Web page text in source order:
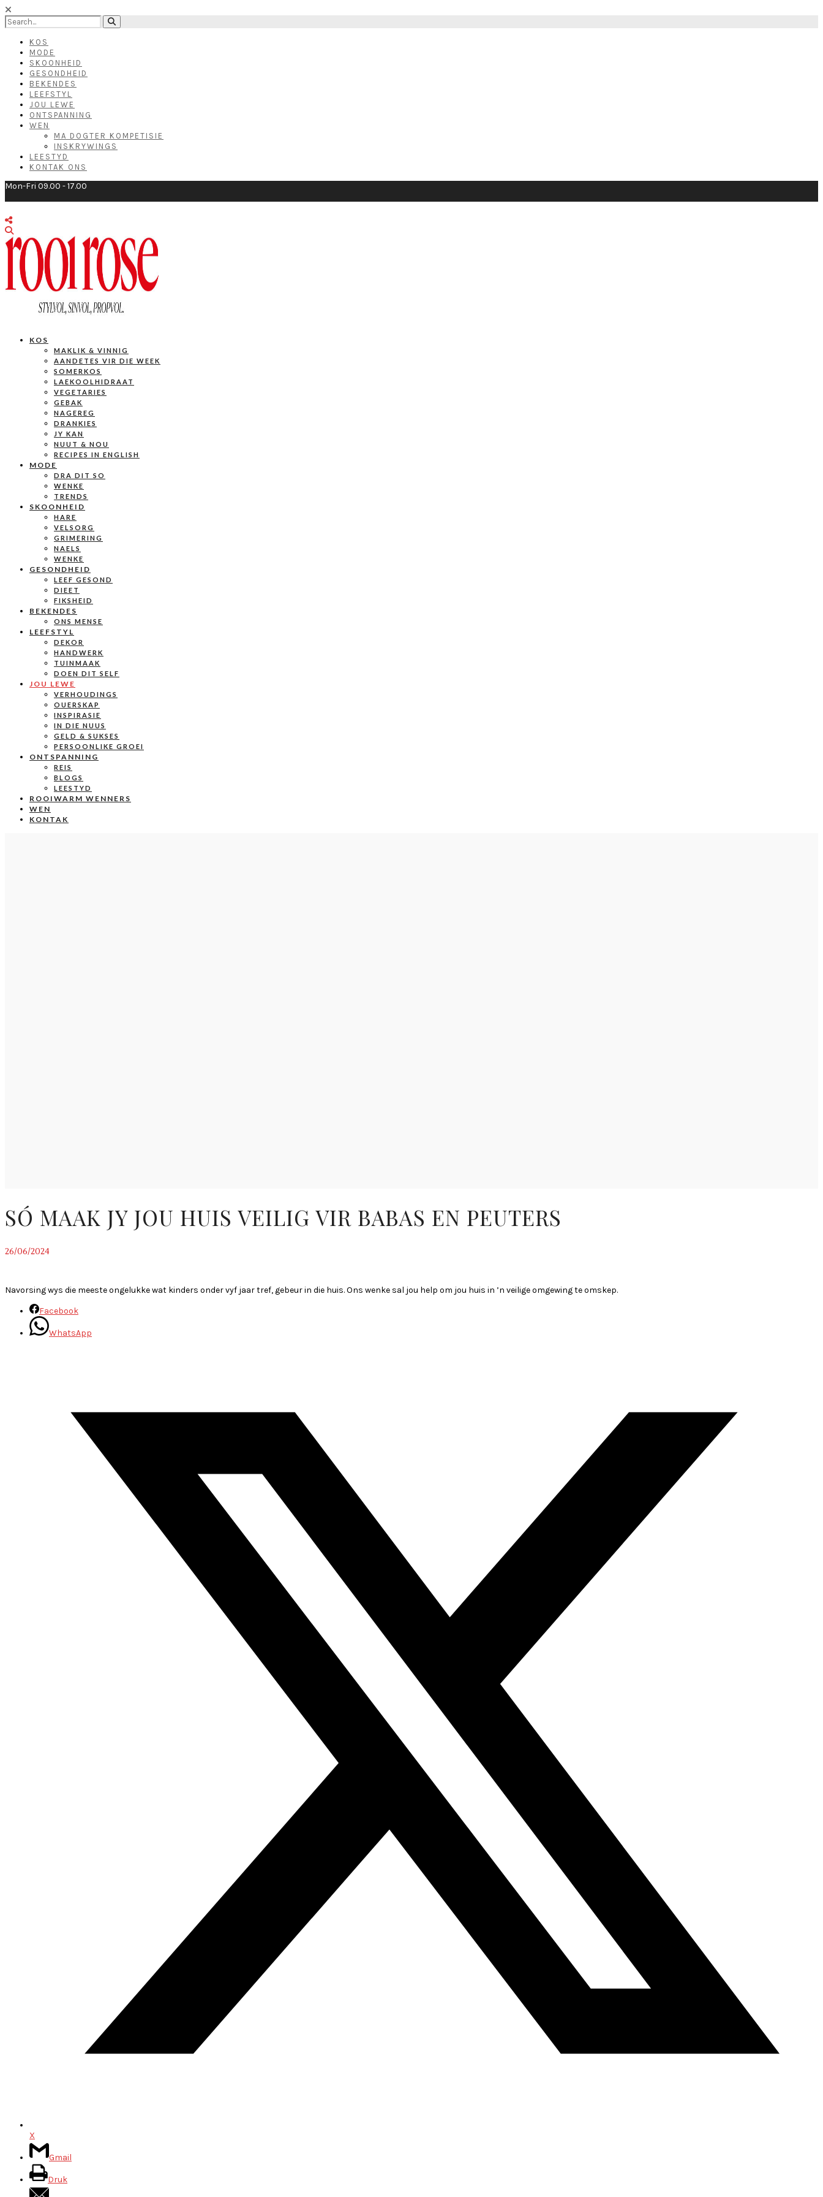
KOS
MODE
SKOONHEID
GESONDHEID
BEKENDES
LEEFSTYL
JOU LEWE
ONTSPANNING
WEN
MA DOGTER KOMPETISIE
INSKRYWINGS
LEESTYD
KONTAK ONS
Mon-Fri 09.00 - 17.00
KOS
MAKLIK & VINNIG
AANDETES VIR DIE WEEK
SOMERKOS
LAEKOOLHIDRAAT
VEGETARIES
GEBAK
NAGEREG
DRANKIES
JY KAN
NUUT & NOU
RECIPES IN ENGLISH
MODE
DRA DIT SO
WENKE
TRENDS
SKOONHEID
HARE
VELSORG
GRIMERING
NAELS
WENKE
GESONDHEID
LEEF GESOND
DIEET
FIKSHEID
BEKENDES
ONS MENSE
LEEFSTYL
DEKOR
HANDWERK
TUINMAAK
DOEN DIT SELF
JOU LEWE
VERHOUDINGS
OUERSKAP
INSPIRASIE
IN DIE NUUS
GELD & SUKSES
PERSOONLIKE GROEI
ONTSPANNING
REIS
BLOGS
LEESTYD
ROOIWARM WENNERS
WEN
KONTAK
SÓ MAAK JY JOU HUIS VEILIG VIR BABAS EN PEUTERS
26/06/2024
Navorsing wys die meeste ongelukke wat kinders onder vyf jaar tref, gebeur in die huis. Ons wenke sal jou help om jou huis in ’n veilige omgewing te omskep.
Facebook
WhatsApp
X
Gmail
Druk